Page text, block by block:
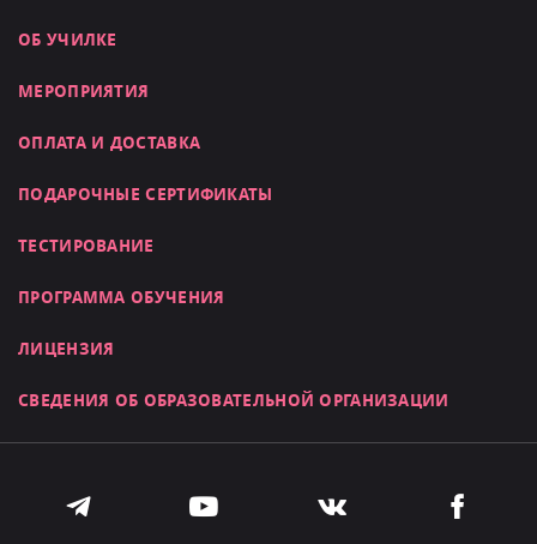
ОБ УЧИЛКЕ
МЕРОПРИЯТИЯ
ОПЛАТА И ДОСТАВКА
ПОДАРОЧНЫЕ СЕРТИФИКАТЫ
ТЕСТИРОВАНИЕ
ПРОГРАММА ОБУЧЕНИЯ
ЛИЦЕНЗИЯ
СВЕДЕНИЯ ОБ ОБРАЗОВАТЕЛЬНОЙ ОРГАНИЗАЦИИ